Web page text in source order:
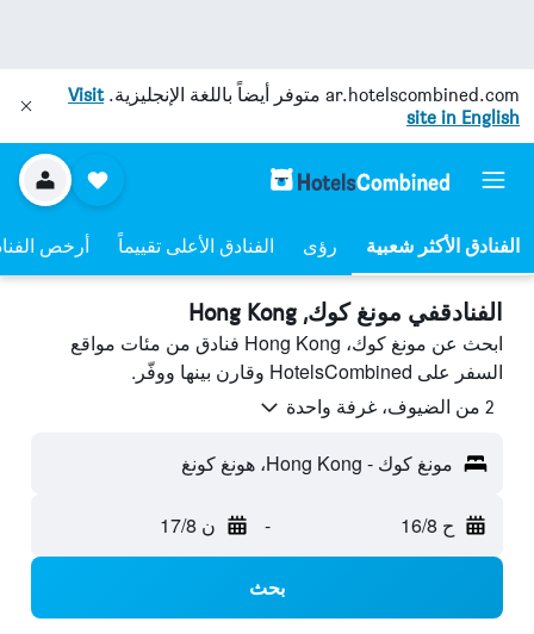
ar.hotelscombined.com متوفر أيضاً باللغة الإنجليزية.Visit
site in English
رؤى الفنادق الأعلى تقييماً أرخص
الفنادقفي مونغ كوك, Hong Kong
ابحث عن مونغ كوك، Hong Kong فنادق من مئات مواقع
السفر على HotelsCombined وقارن بينها ووفّر.
2 من الضيوف، غرفة واحدة
مونغ كوك - Hong Kong، هونغ كونغ
ح 16/8 - ن 17/8
بحث